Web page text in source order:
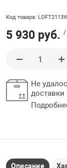
Код товара:
5 930 руб. /
Не
доставки
Описание